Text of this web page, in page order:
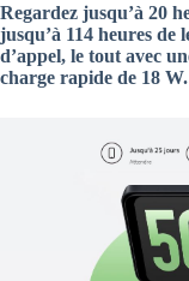
Regardez jusqu’à 20
jusqu’à 114 heures de
d’appel, le tout avec
charge rapide de 18 W.